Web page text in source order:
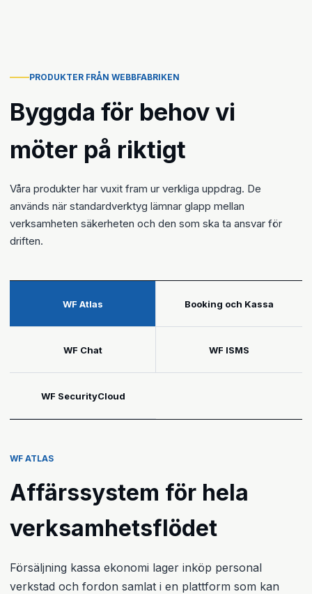
PRODUKTER FRÅN WEBBFABRIKEN
Byggda för behov vi
möter på riktigt
Våra produkter har vuxit fram ur verkliga uppdrag. De
används när standardverktyg lämnar glapp mellan
verksamheten säkerheten och den som ska ta ansvar för
driften.
WF Atlas Booking och Kassa
WF Chat WF ISMS
WF SecurityCloud
WF ATLAS
Affärssystem för hela
verksamhetsflödet
Försäljning kassa ekonomi lager inköp personal
verkstad och fordon samlat i en plattform som kan